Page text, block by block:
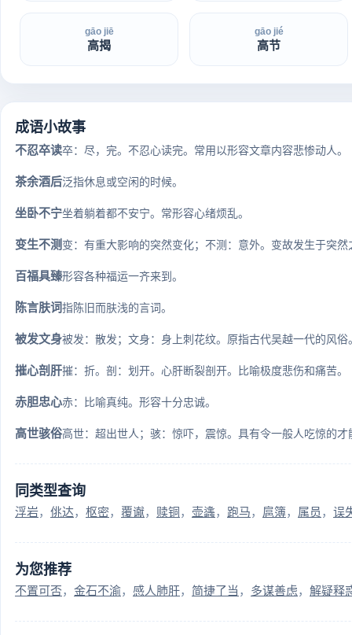
gāo jiē
高揭
gāo jié
高节
成语小故事
不忍卒读卒：尽，完。不忍心读完。常用以形容文章内容悲惨动人。
茶余酒后泛指休息或空闲的时候。
坐卧不宁坐着躺着都不安宁。常形容心绪烦乱。
变生不测变：有重大影响的突然变化；不测：意外。变故发生于突然
百福具臻形容各种福运一齐来到。
陈言肤词指陈旧而肤浅的言词。
被发文身被发：散发；文身：身上刺花纹。原指古代吴越一代的风
摧心剖肝摧：折。剖：划开。心肝断裂剖开。比喻极度悲伤和痛苦。
赤胆忠心赤：比喻真纯。形容十分忠诚。
高世骇俗高世：超出世人；骇：惊吓，震惊。具有令一般人吃惊的
同类型查询
浮岩 佻达 枢密 覆谳 赎铜 壶蠭 跑马 扈簿 属员 误
为您推荐
不置可否 金石不渝 感人肺肝 简捷了当 多谋善虑 解疑释